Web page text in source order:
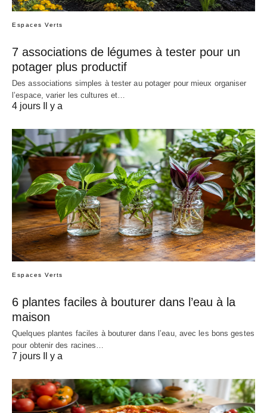
Espaces Verts
7 associations de légumes à tester pour un
potager plus productif
Des associations simples à tester au potager pour mieux organiser
l’espace, varier les cultures et…
4 jours Il y a
Espaces Verts
6 plantes faciles à bouturer dans l’eau à la
maison
Quelques plantes faciles à bouturer dans l’eau, avec les bons gestes
pour obtenir des racines…
7 jours Il y a